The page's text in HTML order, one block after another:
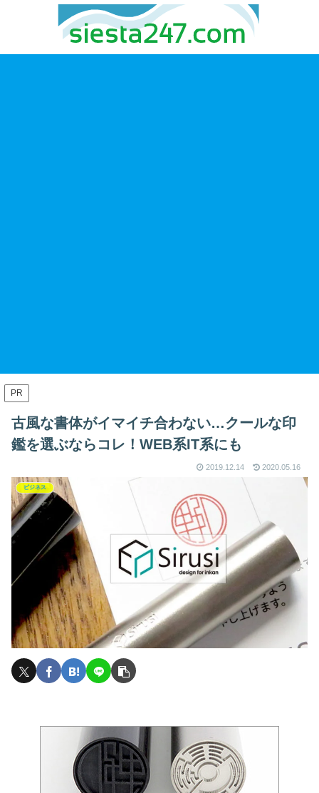
PR
古風な書体がイマイチ合わない…クールな印
鑑を選ぶならコレ！WEB系IT系にも
2019.12.14 2020.05.16
ビジネス